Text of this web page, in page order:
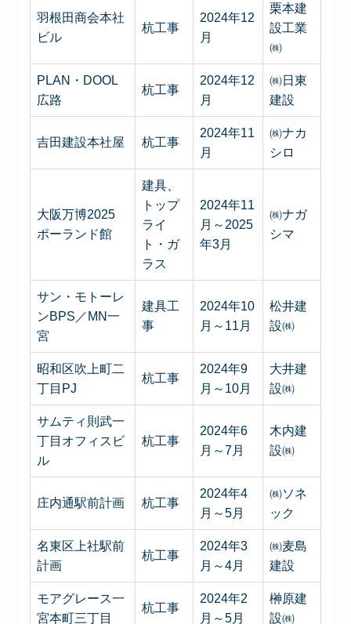
羽根田商会本社
ビル
杭工事
2024年12
月
栗本建
設工業
㈱
PLAN・DOOL
広路
杭工事
2024年12
月
㈱日東
建設
吉田建設本社屋 杭工事
2024年11
月
㈱ナカ
シロ
大阪万博2025
ポーランド館
建具、
トップ
ライ
ト・ガ
ラス
2024年11
月～2025
年3月
㈱ナガ
シマ
サン・モトーレ
ンBPS／MN一
宮
建具工
事
2024年10
月～11月
松井建
設㈱
昭和区吹上町二
丁目PJ
杭工事
2024年9
月～10月
大井建
設㈱
サムティ則武一
丁目オフィスビ
ル
杭工事
2024年6
月～7月
木内建
設㈱
庄内通駅前計画 杭工事
2024年4
月～5月
㈱ソネ
ック
名東区上社駅前
計画
杭工事
2024年3
月～4月
㈱麦島
建設
モアグレース一
宮本町三丁目
杭工事
2024年2
月～5月
榊原建
設㈱